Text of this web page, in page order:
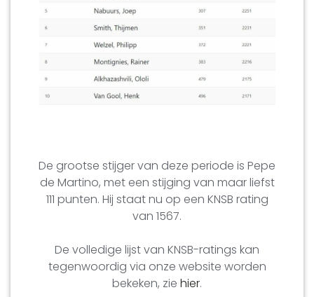
De grootse stijger van deze periode is Pepe
de Martino, met een stijging van maar liefst
111 punten. Hij staat nu op een KNSB rating
van 1567.
De volledige lijst van KNSB-ratings kan
tegenwoordig via onze website worden
bekeken, zie hier.